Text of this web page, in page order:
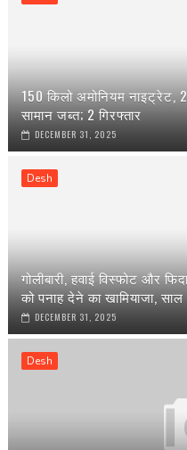
150 किलो अमोनियम
सामान जब्त; 2 गिरफ्तार
DECEMBER 31, 2025
Desh
गोलीबारी, हवाई विस्फोट और
को पनाह देने का खामियाजा,
DECEMBER 31, 2025
Desh